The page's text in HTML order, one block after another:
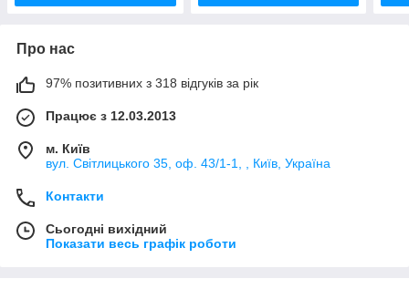
Про нас
97% позитивних з 318 відгуків за рік
Працює з 12.03.2013
м. Київ
вул. Світлицького 35, оф. 43/1-1, , Київ, Україна
Контакти
Сьогодні вихідний
Показати весь графік роботи